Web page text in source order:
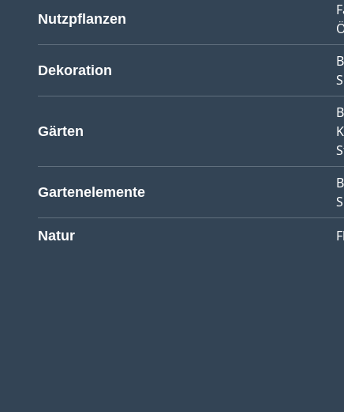
Nutzpflanzen
Dekoration
Gärten
Gartenelemente
Natur